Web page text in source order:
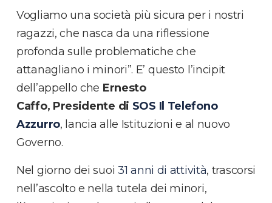
Vogliamo una società più sicura per i nostri
ragazzi, che nasca da una riflessione
profonda sulle problematiche che
attanagliano i minori”. E’ questo l’incipit
dell’appello che Ernesto
Caffo, Presidente di SOS Il Telefono
Azzurro, lancia alle Istituzioni e al nuovo
Governo.
Nel giorno dei suoi 31 anni di attività, trascorsi
nell’ascolto e nella tutela dei minori,